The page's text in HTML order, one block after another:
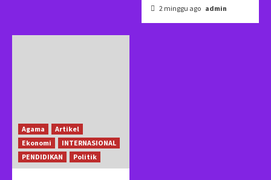
2 minggu ago admin
Agama
Artikel
Ekonomi
INTERNASIONAL
PENDIDIKAN
Politik